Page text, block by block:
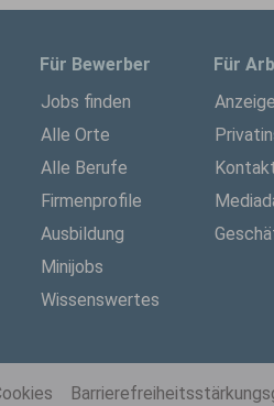
Für Bewerber
Jobs finden
Alle Orte
Alle Berufe
Firmenprofile
Ausbildung
Minijobs
Wissenswertes
Für